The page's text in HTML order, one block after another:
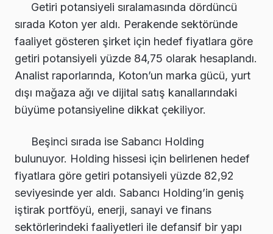
Getiri potansiyeli sıralamasında dördüncü
sırada Koton yer aldı. Perakende sektöründe
faaliyet gösteren şirket için hedef fiyatlara göre
getiri potansiyeli yüzde 84,75 olarak hesaplandı.
Analist raporlarında, Koton’un marka gücü, yurt
dışı mağaza ağı ve dijital satış kanallarındaki
büyüme potansiyeline dikkat çekiliyor.
Beşinci sırada ise Sabancı Holding
bulunuyor. Holding hissesi için belirlenen hedef
fiyatlara göre getiri potansiyeli yüzde 82,92
seviyesinde yer aldı. Sabancı Holding’in geniş
iştirak portföyü, enerji, sanayi ve finans
sektörlerindeki faaliyetleri ile defansif bir yapı